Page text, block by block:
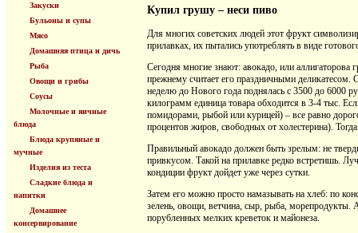
Закуски
Бульоны и супы
Мясо
Домашняя птица и дичь
Рыба
Овощи и грибы
Соусы
Молочные и яичные
блюда
Блюда крупяные и
мучные
Изделия из теста
Сладкие блюда и
напитки
Домашнее
консервирование
Купил грушу – неси пиво
Для многих советских людей этот фрукт
прилавках, их пытались употреблять в виде
Сегодня многие знают: авокадо, или
прежнему считает его праздничными деликатесом.
неделю до Нового года поднялась с 3500 до 6000
килограмм единица товара обходится в 3-4 тыс.
помидорами, рыбой или курицей) – все равно
процентов жиров, свободных от холестерина).
Правильный авокадо должен быть зрелым: не
привкусом. Такой на прилавке редко встретишь.
кондиции фрукт дойдет уже через сутки.
Затем его можно просто намазывать на хлеб: по
зелень, овощи, ветчина, сыр, рыба, морепродукты.
порубленных мелких креветок и майонеза.